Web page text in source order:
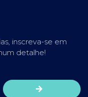
inscreva-se em
detalhe!